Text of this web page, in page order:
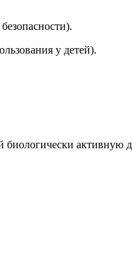
у детей).
биологически